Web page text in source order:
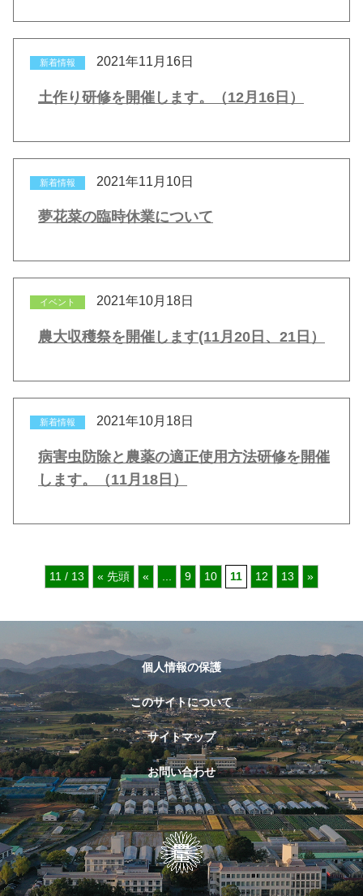
新着情報 2021年11月16日
土作り研修を開催します。（12月16日）
新着情報 2021年11月10日
夢花菜の臨時休業について
イベント 2021年10月18日
農大収穫祭を開催します(11月20日、21日）
新着情報 2021年10月18日
病害虫防除と農薬の適正使用方法研修を開催
します。（11月18日）
11 / 13 « 先頭 « 9 10 11 12 13 »
個人情報の保護
このサイトについて
サイトマップ
お問い合わせ